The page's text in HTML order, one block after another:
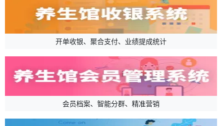
开单收银、聚合支付、业绩提成统计
会员档案、智能分群、精准营销